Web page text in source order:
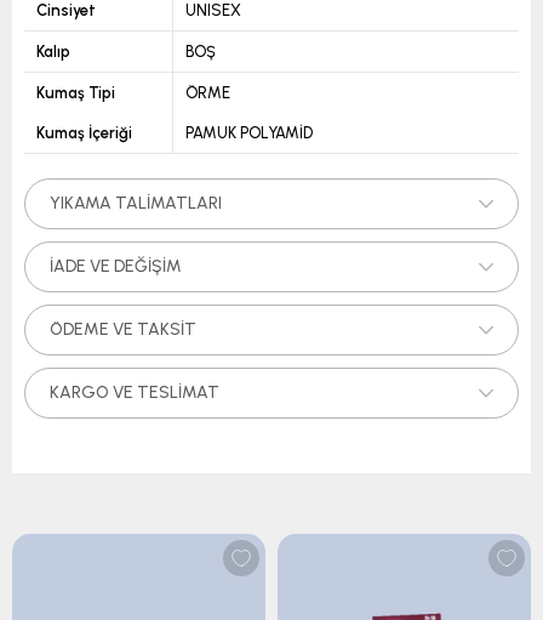
Cinsiyet UNISEX
Kalıp BOŞ
Kumaş Tipi ÖRME
Kumaş İçeriği PAMUK POLYAMİD
YIKAMA TALIMATLARI
İADE VE DEĞIŞIM
ÖDEME VE TAKSIT
KARGO VE TESLIMAT